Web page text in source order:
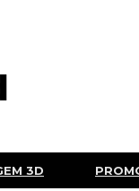
3D